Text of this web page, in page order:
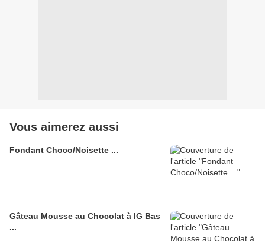
Vous aimerez aussi
Fondant Choco/Noisette ...
Gâteau Mousse au Chocolat à IG Bas
...